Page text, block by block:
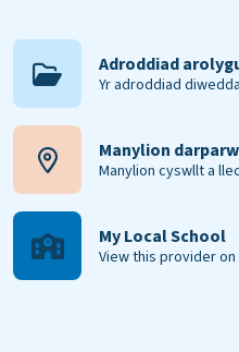
Adroddiad
Yr adroddiad
Manylion
Manylion cyswllt a
My Local School
View this provider on